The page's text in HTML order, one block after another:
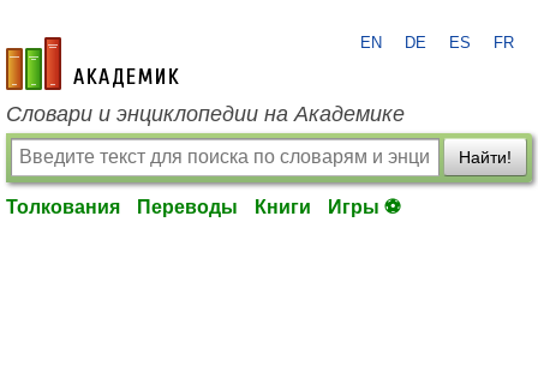
academic.ru
EN DE ES FR
Словари и энциклопедии на Академике
Найти!
Толкования Переводы Книги Игры ⚽